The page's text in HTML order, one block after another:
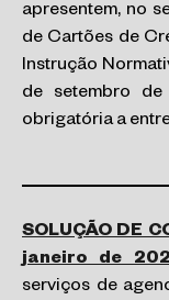
apresentem, no
de Cartões de
Instrução
de setembro
obrigatória a
SOLUÇÃO DE
janeiro de
serviços de